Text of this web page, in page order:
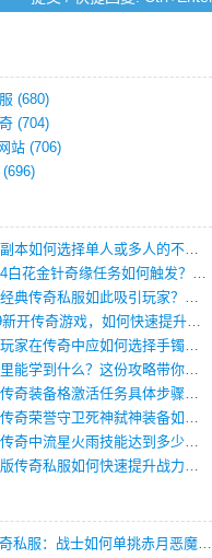
(680)
(704)
站(706)
本如何选择单人或多人的不同模式？
花金针奇缘任务如何触发？完整攻略解析
传奇私服如此吸引玩家？深度攻略解析
开传奇游戏，如何快速提升角色等级？
家在传奇中应如何选择手镯装备？
能学到什么？这份攻略带你全掌握
装备格激活任务具体步骤是什么？如何完成？
荣誉守卫死神弑神装备如何获取与佩戴攻略？
中流星火雨技能达到多少级可以开始练装备？
奇私服如何快速提升战力与获取稀有装备？
网通热血传奇私服：战士如何单挑赤月恶魔？(311)